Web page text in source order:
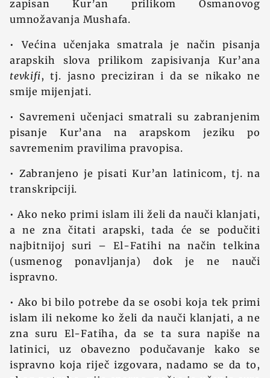
zapisan Kur’an prilikom Osmanovog
umnožavanja Mushafa.
• Većina učenjaka smatrala je način pisanja
arapskih slova prilikom zapisivanja Kur’ana
tevkifi, tj. jasno preciziran i da se nikako ne
smije mijenjati.
• Savremeni učenjaci smatrali su zabranjenim
pisanje Kur’ana na arapskom jeziku po
savremenim pravilima pravopisa.
• Zabranjeno je pisati Kur’an latinicom, tj. na
transkripciji.
• Ako neko primi islam ili želi da nauči klanjati,
a ne zna čitati arapski, tada će se podučiti
najbitnijoj suri – El-Fatihi na način telkina
(usmenog ponavljanja) dok je ne nauči
ispravno.
• Ako bi bilo potrebe da se osobi koja tek primi
islam ili nekome ko želi da nauči klanjati, a ne
zna suru El-Fatiha, da se ta sura napiše na
latinici, uz obavezno podučavanje kako se
ispravno koja riječ izgovara, nadamo se da to,